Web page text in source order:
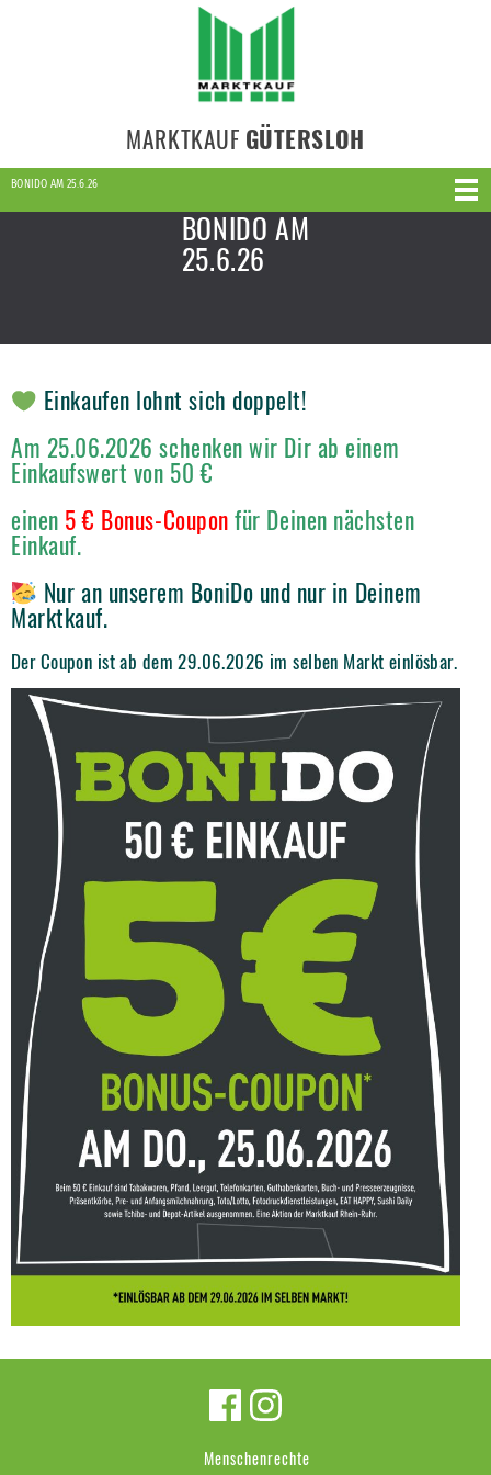
MARKTKAUF GÜTERSLOH
BONIDO AM 25.6.26
BONIDO AM
25.6.26
Einkaufen lohnt sich doppelt!
Am 25.06.2026 schenken wir Dir ab einem
Einkaufswert von 50 €
einen 5 € Bonus-Couponfür Deinen nächsten
Einkauf.
Nur an unserem BoniDo und nur in Deinem
Marktkauf.
Der Coupon ist ab dem 29.06.2026 im selben Markt einlösbar.
Menschenrechte